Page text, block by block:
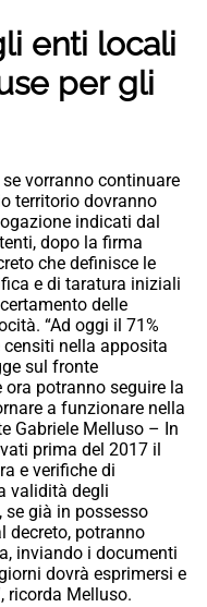
enti locali
per gli
se vorranno continuare
territorio dovranno
indicati dal
dopo la firma
che definisce le
e di taratura iniziali
delle
“Ad oggi il 71%
nella apposita
sul fronte
ora potranno seguire la
a funzionare nella
Gabriele Melluso – In
prima del 2017 il
e verifiche di
validità degli
già in possesso
decreto, potranno
inviando i documenti
dovrà esprimersi e
ricorda Melluso.